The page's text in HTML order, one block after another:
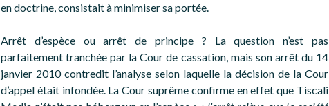
en doctrine, consistait à minimiser sa portée.
Arrêt d’espèce ou arrêt de principe ? La question n’est pas
parfaitement tranchée par la Cour de cassation, mais son arrêt du 14
janvier 2010 contredit l’analyse selon laquelle la décision de la Cour
d’appel était infondée. La Cour suprême confirme en effet que Tiscali